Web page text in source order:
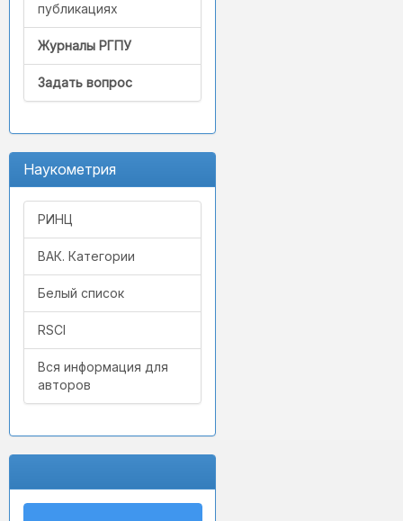
публикациях
Журналы РГПУ
Задать вопрос
Наукометрия
РИНЦ
ВАК. Категории
Белый список
RSCI
Вся информация для
авторов